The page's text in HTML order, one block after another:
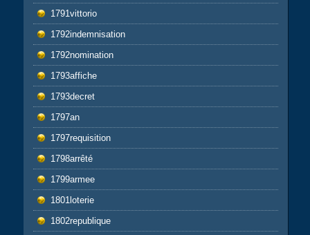
1791vittorio
1792indemnisation
1792nomination
1793affiche
1793decret
1797an
1797requisition
1798arrêté
1799armee
1801loterie
1802republique